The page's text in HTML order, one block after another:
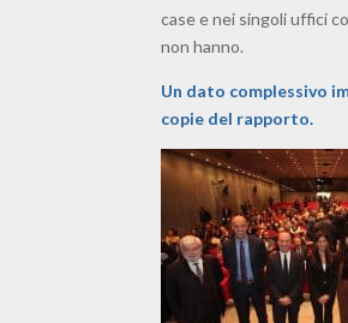
case e nei singoli uffici
non hanno.
Un dato complessivo
copie del rapporto.